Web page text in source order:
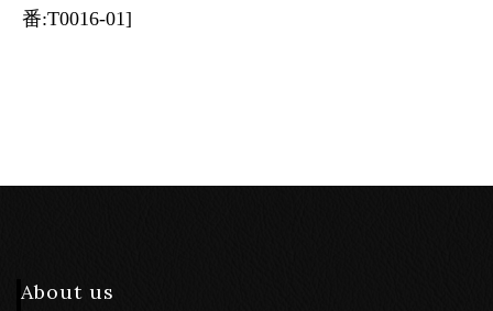
番:T0016-01]
About us